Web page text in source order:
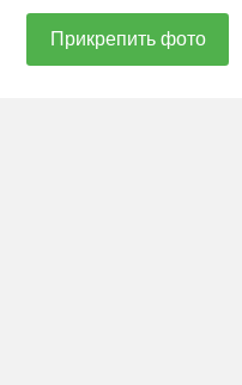
Прикрепить фото